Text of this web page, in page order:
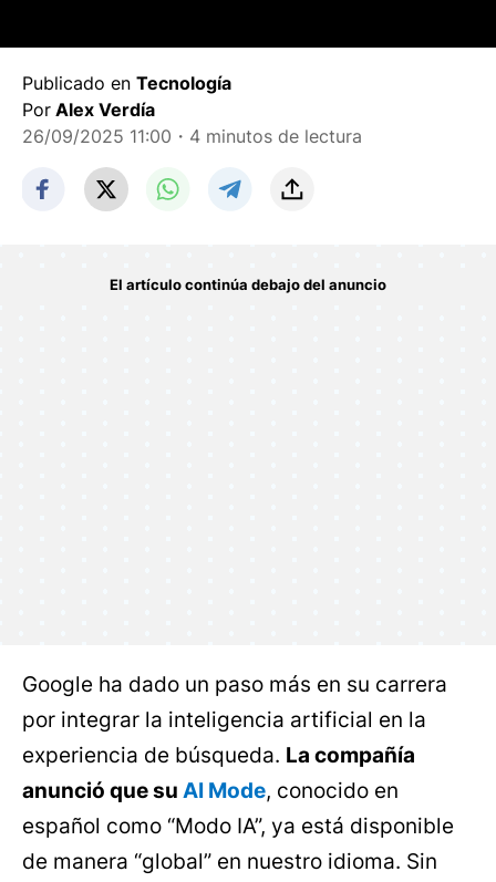
Publicado en Tecnología
Por Alex Verdía
26/09/2025 11:00 ・4 minutos de lectura
Google ha dado un paso más en su carrera
por integrar la inteligencia artificial en la
experiencia de búsqueda. La compañía
anunció que su AI Mode, conocido en
español como “Modo IA”, ya está disponible
de manera “global” en nuestro idioma. Sin